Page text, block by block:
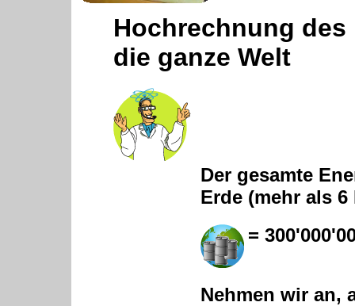
Hochrechnung
die ganze Welt
Der gesamte
Erde (mehr als
=
Nehmen wir an,